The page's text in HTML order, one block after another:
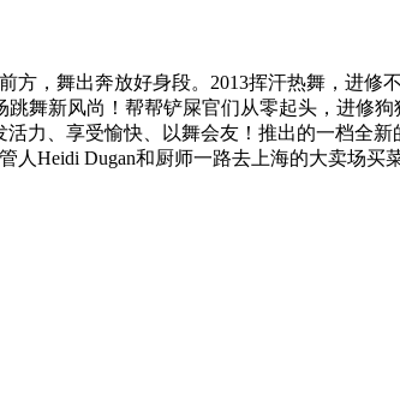
舞出奔放好身段。2013挥汗热舞，进修
新风尚！帮帮铲屎官们从零起头，进修狗
力、享受愉快、以舞会友！推出的一档全
Heidi Dugan和厨师一路去上海的大卖场